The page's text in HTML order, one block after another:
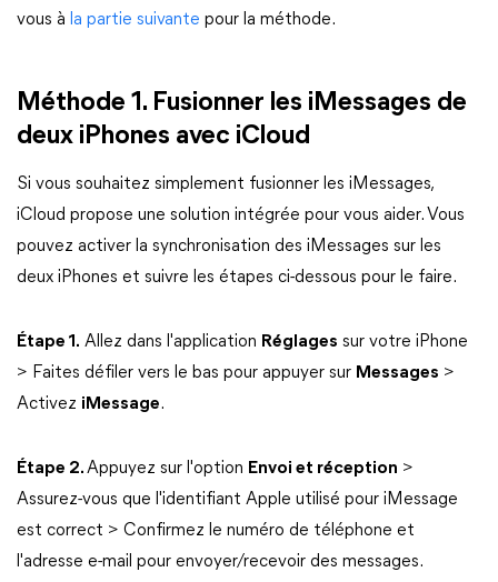
vous à la partie suivante pour la méthode.
Méthode 1. Fusionner les iMessages de
deux iPhones avec iCloud
Si vous souhaitez simplement fusionner les iMessages,
iCloud propose une solution intégrée pour vous aider. Vous
pouvez activer la synchronisation des iMessages sur les
deux iPhones et suivre les étapes ci-dessous pour le faire.
Étape 1. Allez dans l'application Réglages sur votre iPhone
> Faites défiler vers le bas pour appuyer sur Messages >
Activez iMessage.
Étape 2.Appuyez sur l'option Envoi et réception >
Assurez-vous que l'identifiant Apple utilisé pour iMessage
est correct > Confirmez le numéro de téléphone et
l'adresse e-mail pour envoyer/recevoir des messages.